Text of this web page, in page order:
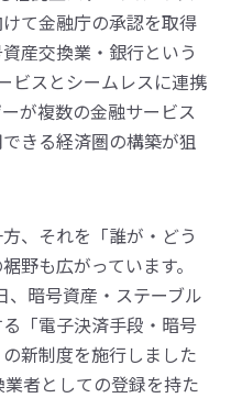
けて金融庁の承認を取得
産交換業・銀行という
ビスとシームレスに連携
が複数の金融サービス
きる経済圏の構築が狙
、それを「誰が・どう
野も広がっています。
暗号資産・ステーブル
「電子決済手段・暗号
新制度を施行しました
者としての登録を持た